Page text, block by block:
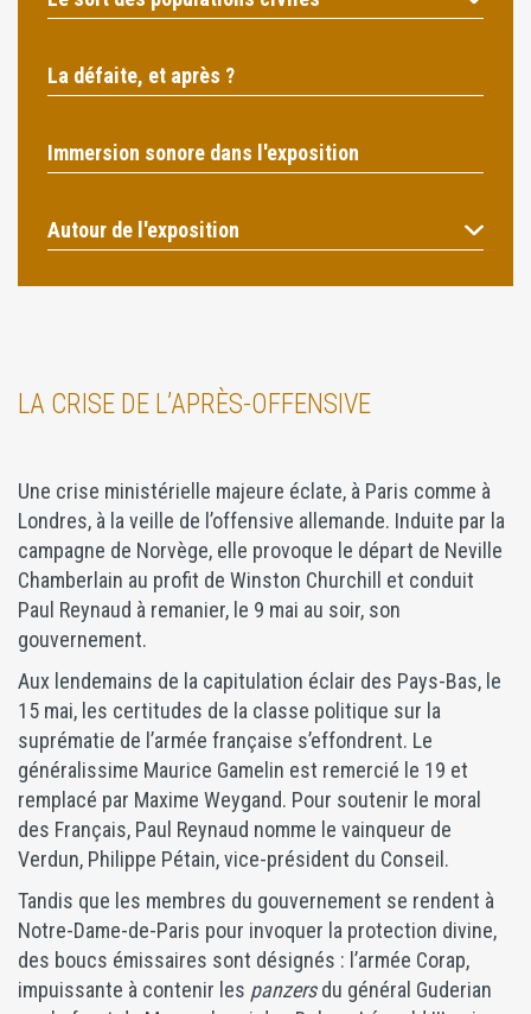
La défaite, et après ?
Immersion sonore dans l'exposition
Autour de l'exposition
LA CRISE DE L’APRÈS-OFFENSIVE
Une crise ministérielle majeure éclate, à Paris comme à
Londres, à la veille de l’offensive allemande. Induite par la
campagne de Norvège, elle provoque le départ de Neville
Chamberlain au profit de Winston Churchill et conduit
Paul Reynaud à remanier, le 9 mai au soir, son
gouvernement.
Aux lendemains de la capitulation éclair des Pays-Bas, le
15 mai, les certitudes de la classe politique sur la
suprématie de l’armée française s’effondrent. Le
généralissime Maurice Gamelin est remercié le 19 et
remplacé par Maxime Weygand. Pour soutenir le moral
des Français, Paul Reynaud nomme le vainqueur de
Verdun, Philippe Pétain, vice-président du Conseil.
Tandis que les membres du gouvernement se rendent à
Notre-Dame-de-Paris pour invoquer la protection divine,
des boucs émissaires sont désignés : l’armée Corap,
impuissante à contenir les panzersdu général Guderian